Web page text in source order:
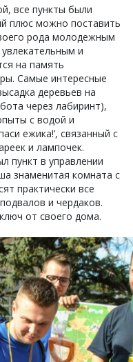
все пункты были
плюс можно поставить
рода молодежным
и
на память
Самые интересные
деревьев на
через лабиринт),
с водой и
ежика!’, связанный с
и лампочек.
пункт в управлении
знаменитая комната с
практически все
и чердаков.
от своего дома.